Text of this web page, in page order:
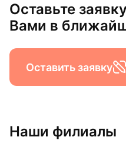
Оставьте
Вами в
Оставить заявку
Наши филиалы